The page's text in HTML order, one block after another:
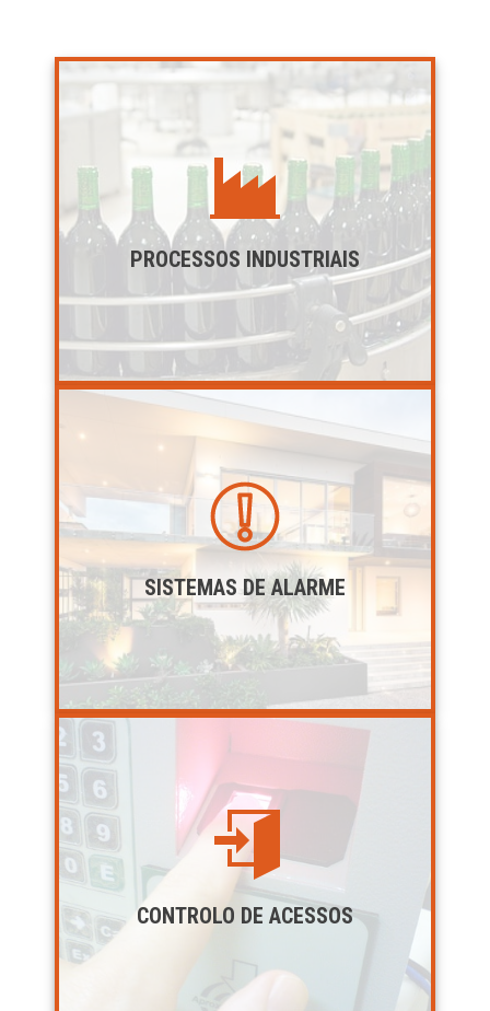
PROCESSOS INDUSTRIAIS
SISTEMAS DE ALARME
CONTROLO DE ACESSOS